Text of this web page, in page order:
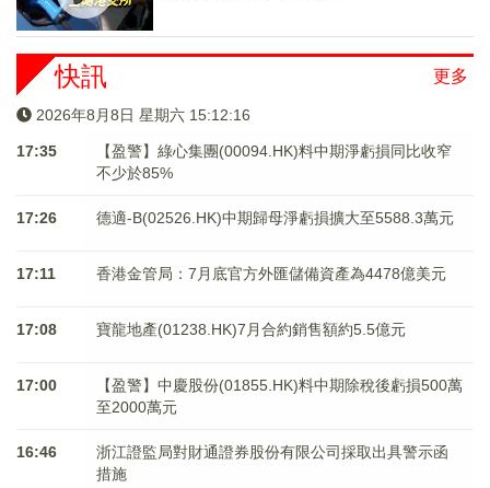
更多
快訊
2026年8月8日 星期六 15:12:16
17:35
【盈警】綠心集團(00094.HK)料中期淨虧損同比收窄
不少於85%
17:26 德適-B(02526.HK)中期歸母淨虧損擴大至5588.3萬元
17:11 香港金管局：7月底官方外匯儲備資產為4478億美元
17:08 寶龍地產(01238.HK)7月合約銷售額約5.5億元
17:00
【盈警】中慶股份(01855.HK)料中期除稅後虧損500萬
至2000萬元
16:46
浙江證監局對財通證券股份有限公司採取出具警示函
措施